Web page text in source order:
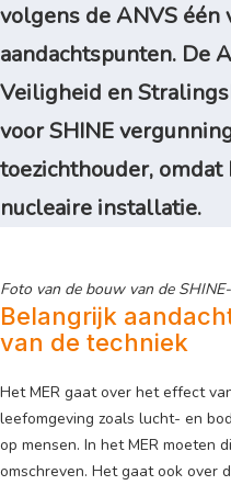
volgens de ANVS één
aandachtspunten. De
Veiligheid en
voor SHINE
toezichthouder,
nucleaire installatie.
Foto van de bouw van de
Belangrijk
van de techniek
Het MER gaat over het effect
leefomgeving zoals lucht- en
op mensen. In het MER moeten
omschreven. Het gaat ook over